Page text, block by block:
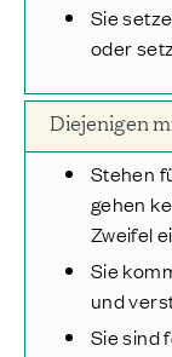
Sie
oder
Diejenigen
Stehen
gehen
Zweifel
Sie
und
Sie sind